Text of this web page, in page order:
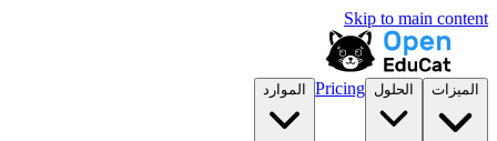
Skip to main content
الميزات الحلول Pricing الموارد